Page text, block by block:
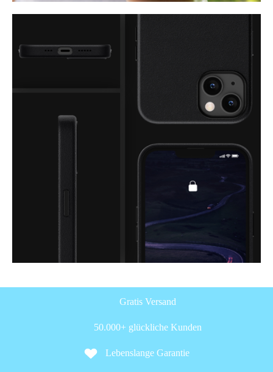
Gratis Versand
50.000+ glückliche Kunden
Lebenslange Garantie